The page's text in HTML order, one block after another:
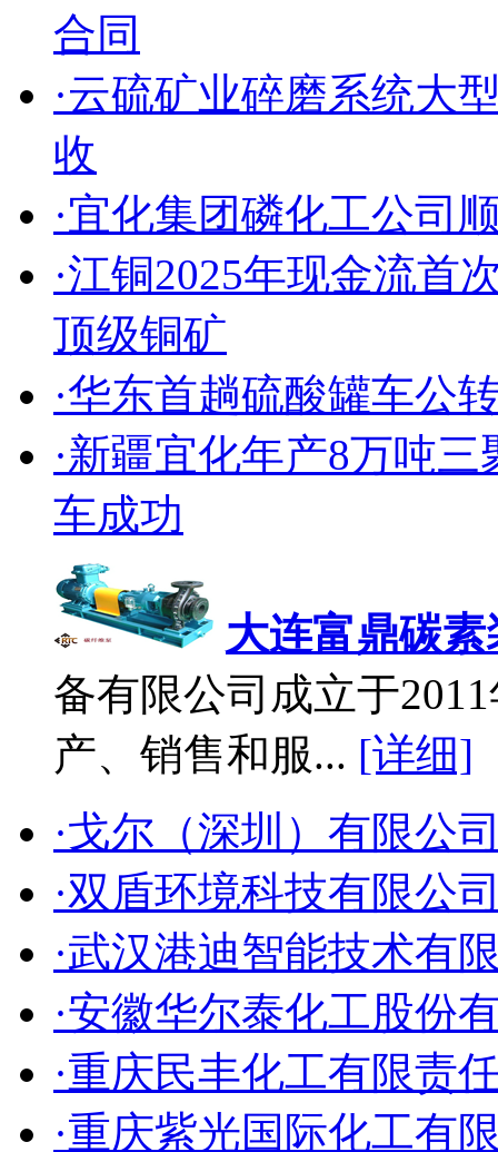
合同
·云硫矿业碎磨系统大
收
·宜化集团磷化工公司
·江铜2025年现金流首
顶级铜矿
·华东首趟硫酸罐车公
·新疆宜化年产8万吨
车成功
大连富鼎碳
备有限公司成立于
产、销售和服... [详细]
·戈尔（深圳）有限公
·双盾环境科技有限公
·武汉港迪智能技术有
·安徽华尔泰化工股份
·重庆民丰化工有限责
·重庆紫光国际化工有